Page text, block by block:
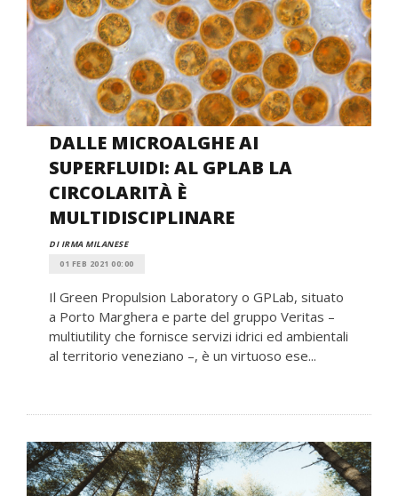
DALLE MICROALGHE AI
SUPERFLUIDI: AL GPLAB LA
CIRCOLARITÀ È
MULTIDISCIPLINARE
DI IRMA MILANESE
01 FEB 2021 00:00
Il Green Propulsion Laboratory o GPLab, situato
a Porto Marghera e parte del gruppo Veritas –
multiutility che fornisce servizi idrici ed ambientali
al territorio veneziano –, è un virtuoso ese...